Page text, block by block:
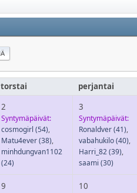
torstai perjantai
2
Syntymäpäivät:
cosmogirl (54),
Matu4ever(38),
minhdungvan1102
(24)
3
Syntymäpäivät:
Ronaldver(41),
vabahukilo(40),
Harri_82(39),
saami (30)
9 10